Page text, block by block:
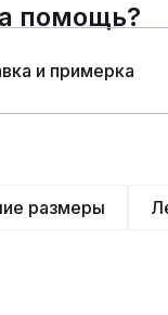
помощь?
и примерка
размеры